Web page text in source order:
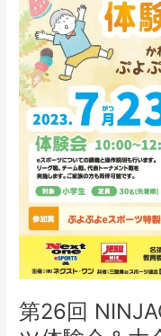
第26回
ツ
体
験
会
＆
大
会